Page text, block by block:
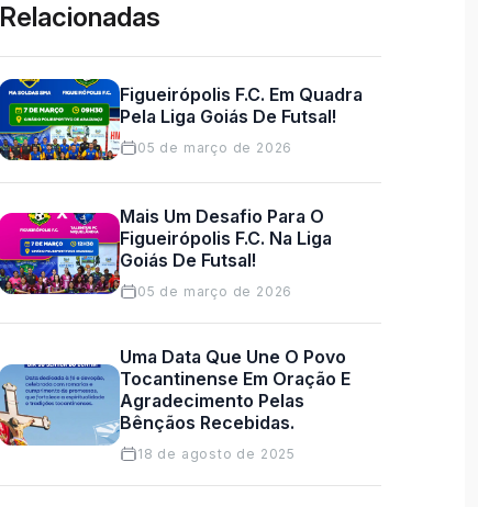
Relacionadas
Figueirópolis F.C. Em Quadra
Pela Liga Goiás De Futsal!
05 de março de 2026
Mais Um Desafio Para O
Figueirópolis F.C. Na Liga
Goiás De Futsal!
05 de março de 2026
Uma Data Que Une O Povo
Tocantinense Em Oração E
Agradecimento Pelas
Bênçãos Recebidas.
18 de agosto de 2025